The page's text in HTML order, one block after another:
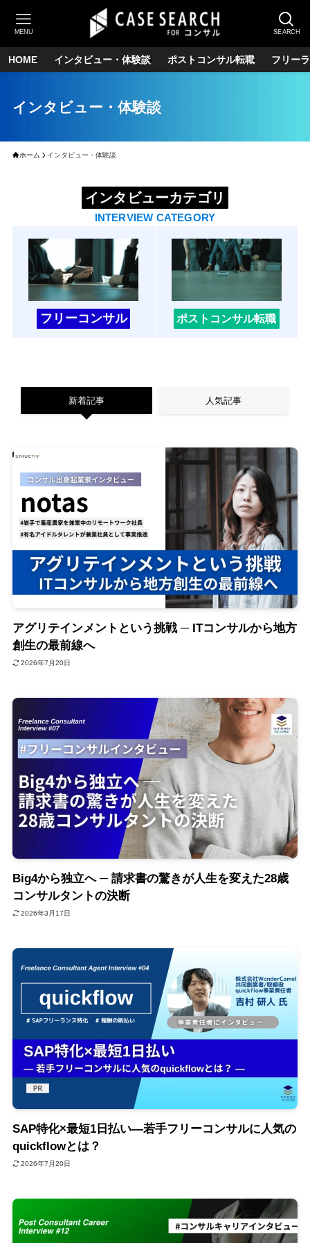
SEARCH
MENU
HOME インタビュー・体験談 ポストコンサル転職 フリー
インタビュー・体験談
ホーム インタビュー・体験談
インタビューカテゴリ
INTERVIEW CATEGORY
フリーコンサル ポストコンサル転職
新着記事 人気記事
アグリテインメントという挑戦 ─ ITコンサルから地方
創生の最前線へ
2026年7月20日
Big4から独立へ ─ 請求書の驚きが人生を変えた28歳
コンサルタントの決断
2026年3月17日
SAP特化×最短1日払い—若手フリーコンサルに人気の
quickflowとは？
2026年7月20日